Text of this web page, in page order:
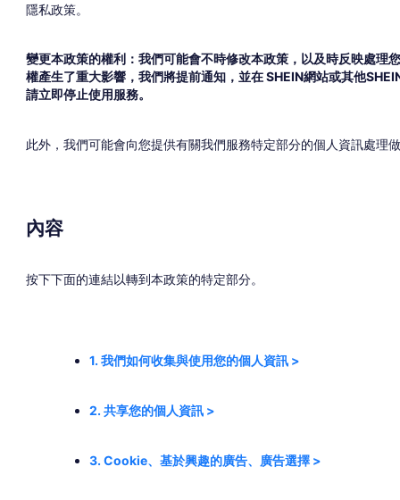
隱私政策。
變更本政策的權利：我們可能會不時修改本政策，以及時反映處理
權產生了重大影響，我們將提前通知，並在 SHEIN網站或其他
請立即停止使用服務。
此外，我們可能會向您提供有關我們服務特定部分的個人資訊處理
內容
按下下面的連結以轉到本政策的特定部分。
1. 我們如何收集與使用您的個人資訊 >
2. 共享您的個人資訊 >
3. Cookie、基於興趣的廣告、廣告選擇 >